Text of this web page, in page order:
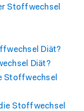
Stoffwechsel
Diät?
Diät?
Stoffwechsel
Stoffwechsel